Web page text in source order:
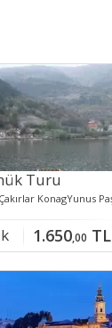
Turu
1.650,00 TL